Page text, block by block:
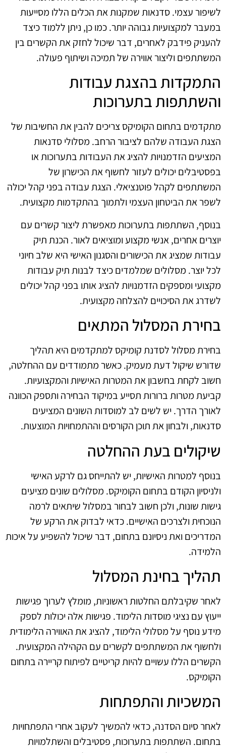
לשיפור עצמי. סדנאות שמקנות את הכלים הללו מסייעות
במעבר למקצועיות גבוהה יותר. כמו כן, ניתן ללמוד כיצד
להעניק פידבק לאחרים, דבר שיכול לחזק את הקשרים בין
המשתתפים וליצור אווירה של תמיכה ושיתוף פעולה.
התמקדות בהצגת עבודות
והשתתפות בתערוכות
מתקדמים בתחום הקומיקס צריכים להבין את החשיבות של
הצגת העבודה שלהם לציבור הרחב. מסלולי סדנאות
המציעים הזדמנויות להציג את העבודות בתערוכות או
בפסטיבלים יכולים לעזור לחשוף את הכישרון של
המשתתפים לקהל פוטנציאלי. הצגת עבודה בפני קהל יכולה
לשפר את הביטחון העצמי ולתמוך בהתקדמות מקצועית.
בנוסף, השתתפות בתערוכות מאפשרת ליצור קשרים עם
יוצרים אחרים, אנשי מקצוע ומוציאים לאור. הכנת תיק
עבודות שמציג את הכישורים והסגנון האישי היא שלב חיוני
לכל יוצר. מסלולים שמלמדים כיצד לבנות תיק עבודות
מקצועי ומספקים הזדמנויות להציג אותו בפני קהל יכולים
לשדרג את הסיכויים להצלחה מקצועית.
בחירת המסלול המתאים
בחירת מסלול לסדנת קומיקס למתקדמים היא תהליך
שדורש שיקול דעת מעמיק. כאשר מתמודדים עם ההחלטה,
חשוב לקחת בחשבון את המטרות האישיות והמקצועיות.
קביעת מטרות ברורות תסייע במיקוד הבחירה ותספק הכוונה
לאורך הדרך. יש לשים לב למוסדות השונים המציעים
סדנאות, ולבחון את תוכן הקורסים וההתמחויות המוצעות.
שיקולים בעת ההחלטה
בנוסף למטרות האישיות, יש להתייחס גם לרקע האישי
ולניסיון הקודם בתחום הקומיקס. מסלולים שונים מציעים
גישות שונות, ולכן חשוב לבחור במסלול שיתאים לרמה
הנוכחית ולצרכים האישיים. כדאי לבדוק את הרקע של
המדריכים ואת ניסיונם בתחום, דבר שיכול להשפיע על איכות
הלמידה.
תהליך בחינת המסלול
לאחר שקיבלתם החלטות ראשוניות, מומלץ לערוך פגישות
ייעוץ עם נציגי מוסדות הלימוד. פגישות אלה יכולות לספק
מידע נוסף על מסלולי הלימוד, להציג את האווירה הלימודית
ולחשוף את המשתתפים לקשרים עם הקהילה המקצועית.
הקשרים הללו עשויים להיות קריטיים לפיתוח קריירה בתחום
הקומיקס.
המשכיות והתפתחות
לאחר סיום הסדנה, כדאי להמשיך לעקוב אחרי התפתחויות
בתחום. השתתפות בתערוכות, פסטיבלים והשתלמויות